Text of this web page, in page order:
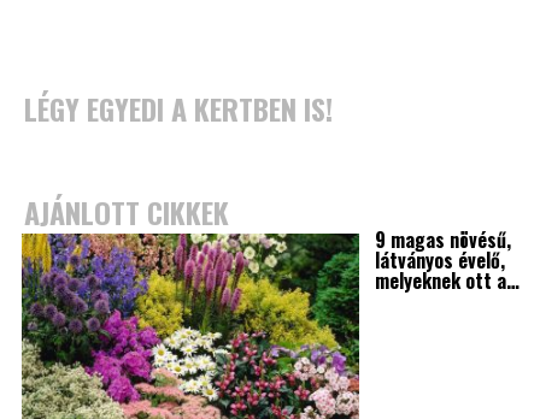
LÉGY EGYEDI A KERTBEN IS!
AJÁNLOTT CIKKEK
9 magas növésű,
látványos évelő,
melyeknek ott a…